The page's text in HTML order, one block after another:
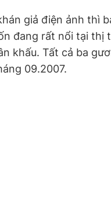
giả điện ảnh thì
đang rất nổi tại
khấu. Tất cả ba
09.2007.